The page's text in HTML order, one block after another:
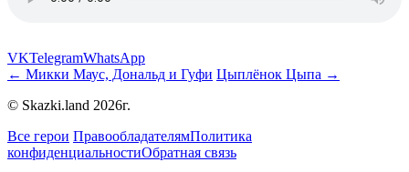
VKTelegramWhatsApp
← Микки Маус, Дональд и Гуфи Цыплёнок Цыпа →
© Skazki.land 2026г.
Все герои ПравообладателямПолитика
конфиденциальностиОбратная связь